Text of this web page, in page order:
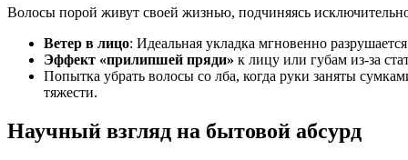
Волосы порой живут своей жизнью, подчиняясь
Ветер в лицо: Идеальная укладка мгновенно
Эффект «прилипшей пряди» к лицу или губам из-за
Попытка убрать волосы со лба, когда руки заняты
тяжести.
Научный взгляд на бытовой абсурд